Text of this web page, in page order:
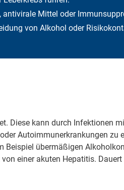
Häufige Fragen
Fazit
Mittel oder
von Alkohol oder
Diese kann durch Infektionen
Autoimmunerkrankungen
übermäßigen
einer akuten Hepatitis.